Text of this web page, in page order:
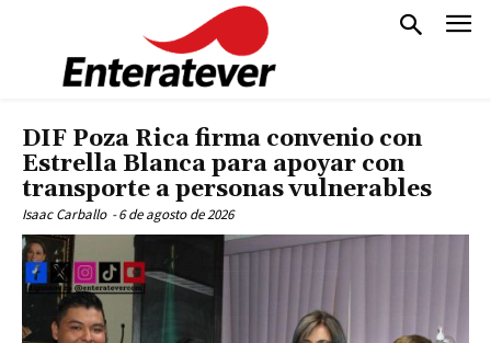
DIF Poza Rica firma convenio con
Estrella Blanca para apoyar con
transporte a personas vulnerables
Isaac Carballo -6 de agosto de 2026